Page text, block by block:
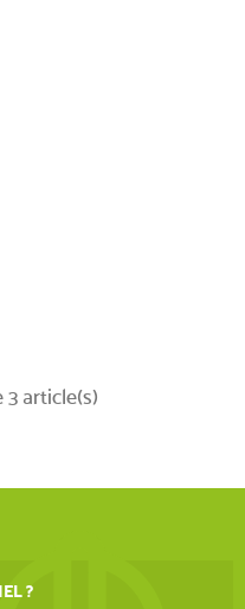
3 article(s)
?